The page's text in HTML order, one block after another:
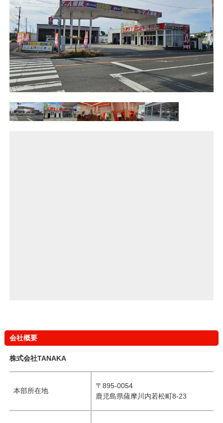
会社概要
株式会社TANAKA
本部所在地
〒895-0054
鹿児島県薩摩川内若松町8-23